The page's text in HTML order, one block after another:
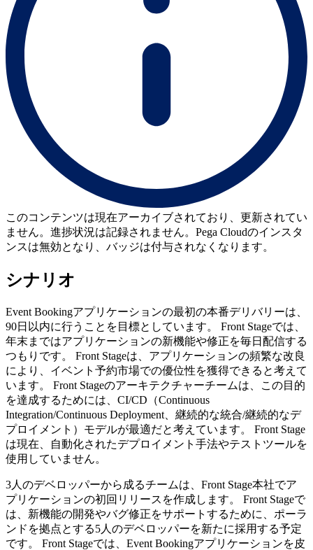
このコンテンツは現在アーカイブされており、更新されてい
ません。進捗状況は記録されません。Pega Cloudのインスタ
ンスは無効となり、バッジは付与されなくなります。
シナリオ
Event Bookingアプリケーションの最初の本番デリバリーは、
90日以内に行うことを目標としています。 Front Stageでは、
年末まではアプリケーションの新機能や修正を毎日配信する
つもりです。 Front Stageは、アプリケーションの頻繁な改良
により、イベント予約市場での優位性を獲得できると考えて
います。 Front Stageのアーキテクチャーチームは、この目的
を達成するためには、CI/CD（Continuous
Integration/Continuous Deployment、継続的な統合/継続的なデ
プロイメント）モデルが最適だと考えています。 Front Stage
は現在、自動化されたデプロイメント手法やテストツールを
使用していません。
3人のデベロッパーから成るチームは、Front Stage本社でア
プリケーションの初回リリースを作成します。 Front Stageで
は、新機能の開発やバグ修正をサポートするために、ポーラ
ンドを拠点とする5人のデベロッパーを新たに採用する予定
です。 Front Stageでは、Event Bookingアプリケーションを皮